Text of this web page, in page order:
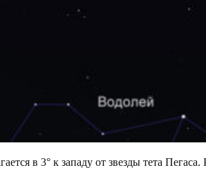
в 3° к западу от звезды тета